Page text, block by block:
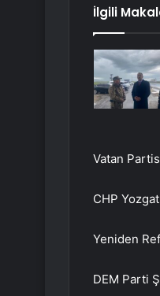
İlgili
Vatan
CHP
Yeniden
DEM Parti